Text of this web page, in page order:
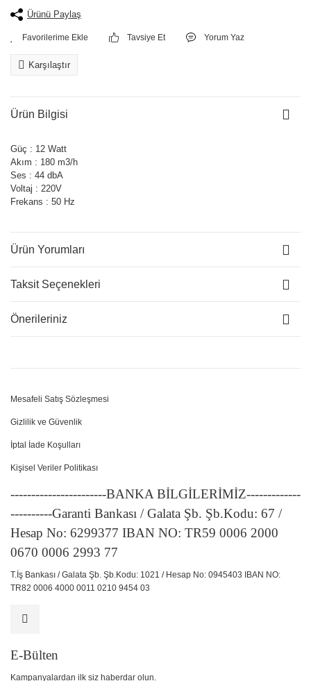
Ürünü Paylaş
Tavsiye Et Yorum Yaz
Karşılaştır
Ürün Bilgisi
Güç : 12 Watt
Akım : 180 m3/h
Ses : 44 dbA
Voltaj : 220V
Frekans : 50 Hz
Ürün Yorumları
Taksit Seçenekleri
Önerileriniz
Mesafeli Satış Sözleşmesi
Gizlilik ve Güvenlik
İptal İade Koşulları
Kişisel Veriler Politikası
-----------------------BANKA BİLGİLERİMİZ-------------
----------Garanti Bankası / Galata Şb. Şb.Kodu: 67 /
Hesap No: 6299377 IBAN NO: TR59 0006 2000
0670 0006 2993 77
T.İş Bankası / Galata Şb. Şb.Kodu: 1021 / Hesap No: 0945403 IBAN NO:
TR82 0006 4000 0011 0210 9454 03
E-Bülten
Kampanyalardan ilk siz haberdar olun.